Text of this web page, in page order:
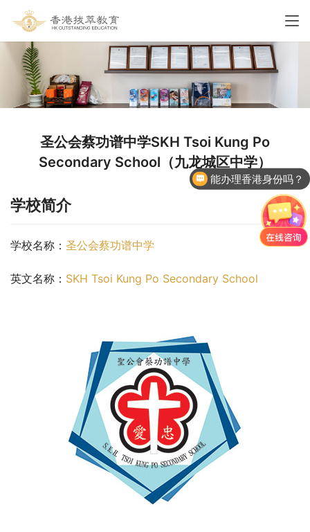
圣公会蔡功谱中学SKH Tsoi Kung Po
Secondary School（九龙城区中学）
学校简介
学校名称： 圣公会蔡功谱中学
英文名称： SKH Tsoi Kung Po Secondary School
能办理香港身份吗？
香港国际学校申请